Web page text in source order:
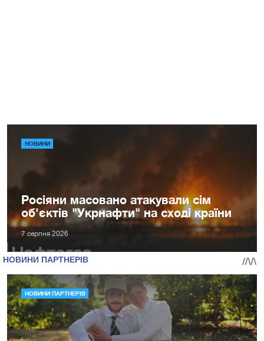
НОВИНИ
Росіяни масовано атакували сім
об'єктів "Укрнафти" на сході країни
7 серпня 2026